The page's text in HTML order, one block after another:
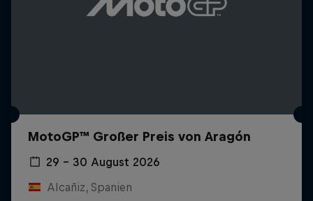
MotoGP™ Großer Preis von Aragón
29 – 30 August 2026
Alcañiz, Spanien